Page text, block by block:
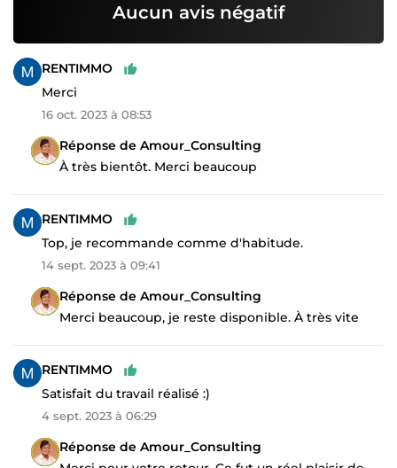
Aucun avis négatif
RENTIMMO
Merci
16 oct. 2023 à 08:53
Réponse de Amour_Consulting
À très bientôt. Merci beaucoup
RENTIMMO
Top, je recommande comme d'habitude.
14 sept. 2023 à 09:41
Réponse de Amour_Consulting
Merci beaucoup, je reste disponible. À très vite
RENTIMMO
Satisfait du travail réalisé :)
4 sept. 2023 à 06:29
Réponse de Amour_Consulting